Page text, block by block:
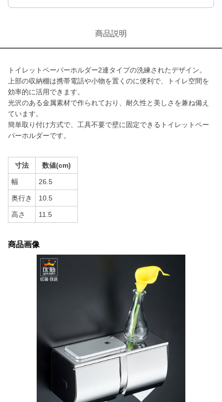
商品説明
トイレットペーパーホルダー2連タイプの洗練されたデザイン。
上部の収納棚は携帯電話や小物を置くのに便利で、トイレ空間を
効率的に活用できます。
光沢のある金属素材で作られており、耐久性と美しさを兼ね備え
ています。
簡単取り付け方式で、工具不要で壁に固定できるトイレットペー
パーホルダーです。
寸法 数値(cm)
幅 26.5
奥行き 10.5
高さ 11.5
商品画像